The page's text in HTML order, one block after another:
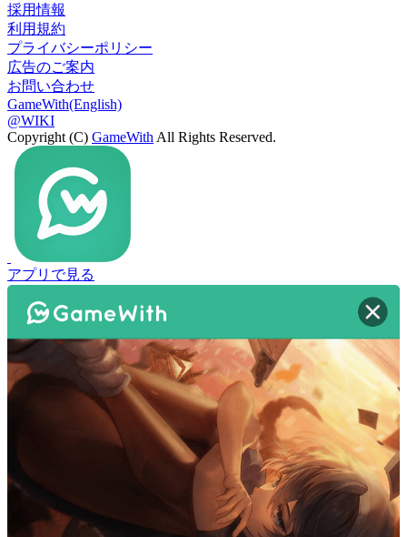
採用情報
利用規約
プライバシーポリシー
広告のご案内
お問い合わせ
GameWith(English)
@WIKI
Copyright (C) GameWith All Rights Reserved.
アプリで見る